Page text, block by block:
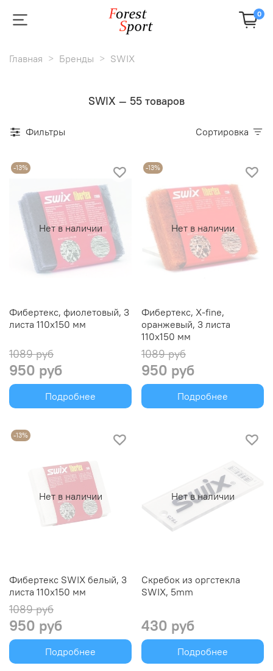
0
Главная Бренды SWIX
SWIX — 55 товаров
Фильтры Сортировка
Нет в наличии
-13%
Фибертекс, фиолетовый, 3
листа 110x150 мм
1089 руб
950 руб
Подробнее
Нет в наличии
-13%
Фибертекс, X-fine,
оранжевый, 3 листа
110x150 мм
1089 руб
950 руб
Подробнее
Нет в наличии
-13%
Фибертекс SWIX белый, 3
листа 110x150 мм
1089 руб
950 руб
Подробнее
Нет в наличии
Скребок из оргстекла
SWIX, 5mm
430 руб
Подробнее